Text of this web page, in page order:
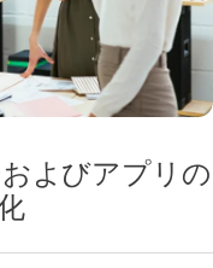
よびアプリの